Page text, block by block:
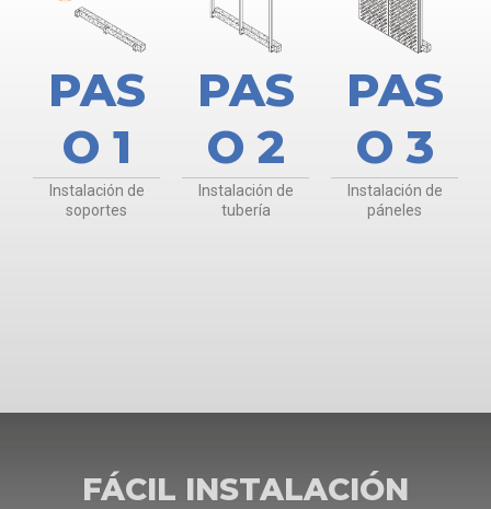
PAS
O 1
Instalación de
soportes
PAS
O 2
Instalación de
tubería
PAS
O 3
Instalación de
páneles
FÁCIL INSTALACIÓN